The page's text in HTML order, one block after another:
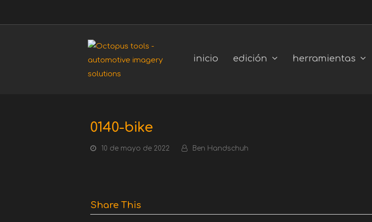
inicio edición herramientas
0140-bike
10 de mayo de 2022 Ben Handschuh
Share This